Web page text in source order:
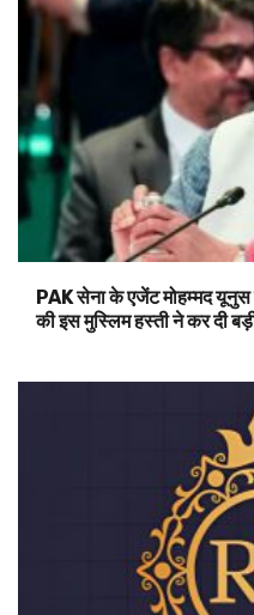
PAK सेना के एजेंट मोहम्मद यूनुस
की इस मुस्लिम हस्ती ने कर दी